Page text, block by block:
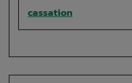
cassation